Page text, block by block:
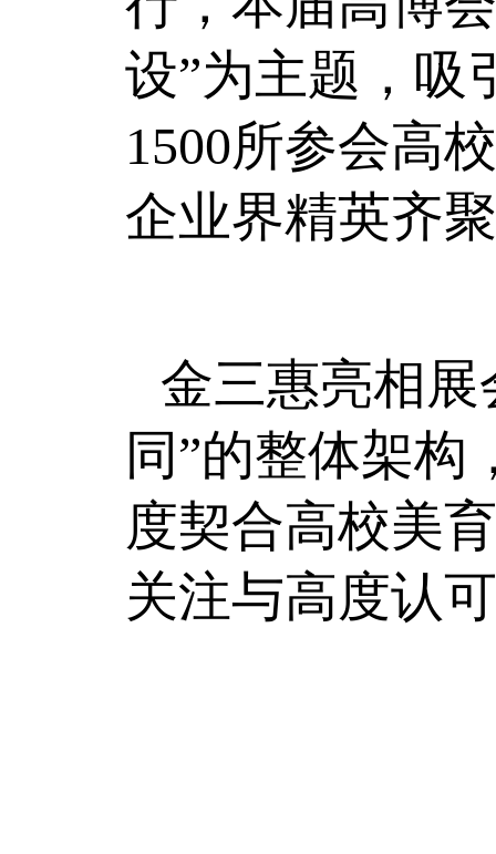
设”为主题，吸
1500所参会高
企业界精英齐
金三惠亮相
同”的整体架
度契合高校美
关注与高度认